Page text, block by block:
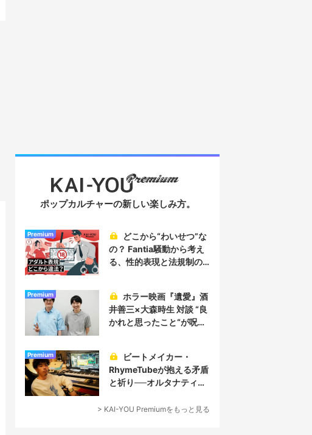
ポップカルチャーの新しい楽しみ方。
Premium
の？ Fantia騒動から考え
る、性的表現と法規制の
Premium
井善三×大森時生 対談 “良
かれと思ったこと“が呪い
Premium
RhymeTubeが抱える矛盾
と祈り──オルタナティブ
ューサー論
> KAI-YOU Premiumをもっと見る